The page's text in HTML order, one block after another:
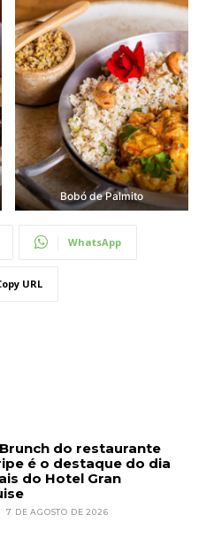
Bobó de Palmito
WhatsApp
URL
do restaurante
é o destaque do dia
do Hotel Gran
7 DE AGOSTO DE 2026